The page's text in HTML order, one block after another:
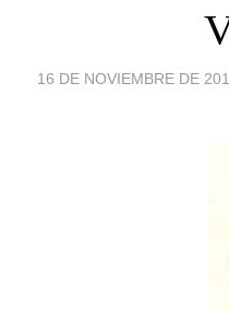
16 DE NOVIEMBRE DE